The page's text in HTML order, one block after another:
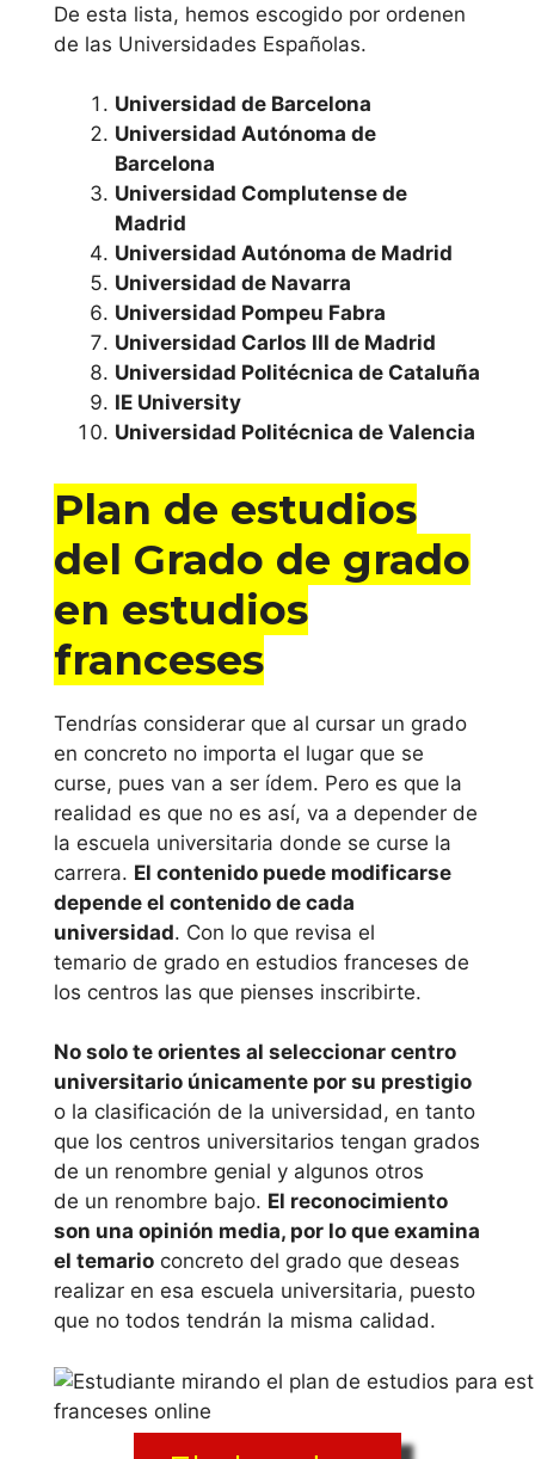
Universidad Rey
Juan Carlos
Universidad San
Pablo C.E.U.
Comunidad
Foral de
Navarra
Universidad de
Navarra
Pública de
Navarra
Comunidad
Valenciana
Alicante
Universitat
Jaume I de
Castellón
Universidad
Miguel
Hernández de
Universidad
Politécnica de
Valéncia
Universitat de
València
Universidad
– CEU
Universidad
De esta lista, hemos escogido por ordenen
de las Universidades Españolas.
Universidad de Barcelona
Universidad Autónoma de
Barcelona
Universidad Complutense de
Madrid
Universidad Autónoma de Madrid
Universidad de Navarra
Universidad Pompeu Fabra
Universidad Carlos III de Madrid
Universidad Politécnica de Cataluña
IE University
Universidad Politécnica de Valencia
Plan de estudios
del Grado de grado
en estudios
franceses
Tendrías considerar que al cursar un grado
en concreto no importa el lugar que se
curse, pues van a ser ídem. Pero es que la
realidad es que no es así, va a depender de
la escuela universitaria donde se curse la
carrera. El contenido puede modificarse
depende el contenido de cada
universidad. Con lo que revisa el
temario de grado en estudios franceses de
los centros las que pienses inscribirte.
No solo te orientes al seleccionar centro
universitario únicamente por su prestigio
o la clasificación de la universidad, en tanto
que los centros universitarios tengan grados
de un renombre genial y algunos otros
de un renombre bajo. El reconocimiento
son una opinión media, por lo que examina
el temario concreto del grado que deseas
realizar en esa escuela universitaria, puesto
que no todos tendrán la misma calidad.